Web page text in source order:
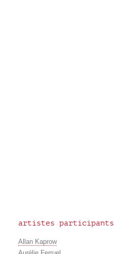
artistes participants
Allan Kaprow